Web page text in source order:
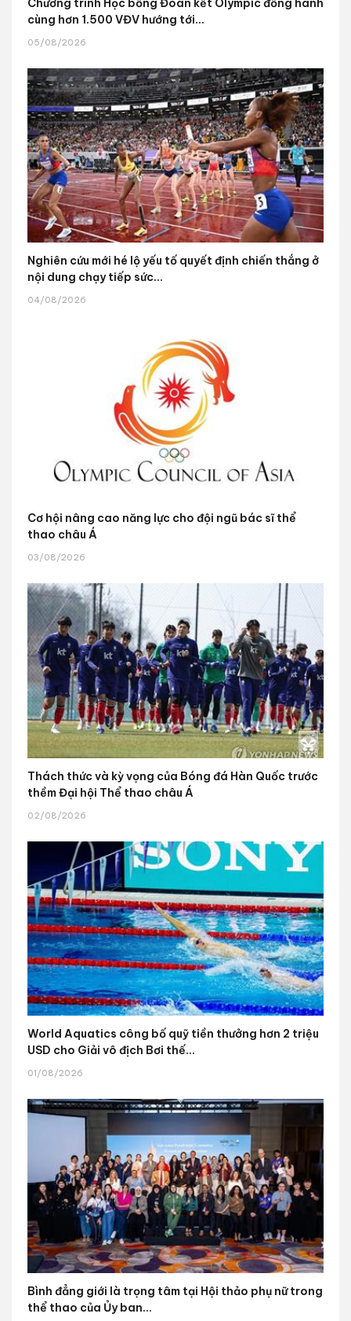
Chương trình Học bổng Đoàn kết Olympic đồng hành
cùng hơn 1.500 VĐV hướng tới...
05/08/2026
Nghiên cứu mới hé lộ yếu tố quyết định chiến thắng ở
nội dung chạy tiếp sức...
04/08/2026
Cơ hội nâng cao năng lực cho đội ngũ bác sĩ thể
thao châu Á
03/08/2026
Thách thức và kỳ vọng của Bóng đá Hàn Quốc trước
thềm Đại hội Thể thao châu Á
02/08/2026
World Aquatics công bố quỹ tiền thưởng hơn 2 triệu
USD cho Giải vô địch Bơi thế...
01/08/2026
Bình đẳng giới là trọng tâm tại Hội thảo phụ nữ trong
thể thao của Ủy ban...